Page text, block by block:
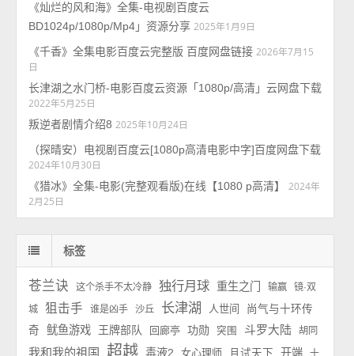
《灿烂的风和海》全集-电视剧百度云
BD1024p/1080p/Mp4」资源分享 2025年1月9日
《千香》全集电影百度云完整版 百度网盘链接 2026年7月15
日
长津湖之水门桥-电影百度云资源「1080p/高清」云网盘下载
2022年5月25日
叛逆者剧情介绍8 2025年10月24日
（探晴安）电视剧百度云[1080p高清电影中字]百度网盘下载
2024年10月30日
《猎冰》全集-电影(完整观看版)在线【1080 p高清】
2024年
2月25日
标签
苍兰诀 这个杀手不太冷静 独行月球 重生之门 输赢
镜·双
城
狙击手 谁是凶手 沙丘 长津湖 人世间
尚气与十环传
奇
鱿鱼游戏 王牌部队 回廊亭 功勋 突围 斗罗大陆 胡同
我和我的祖国 超越 毒液2 女心理师 且试天下 开端 十